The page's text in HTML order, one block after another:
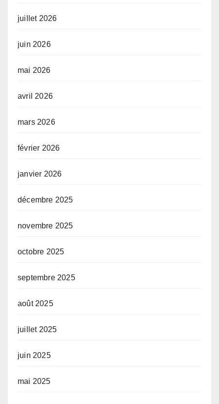
juillet 2026
juin 2026
mai 2026
avril 2026
mars 2026
février 2026
janvier 2026
décembre 2025
novembre 2025
octobre 2025
septembre 2025
août 2025
juillet 2025
juin 2025
mai 2025